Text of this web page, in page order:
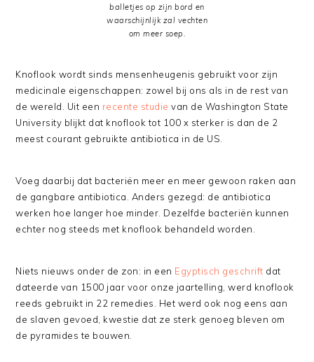
balletjes op zijn bord en
waarschijnlijk zal vechten
om meer soep.
Knoflook wordt sinds mensenheugenis gebruikt voor zijn
medicinale eigenschappen: zowel bij ons als in de rest van
de wereld. Uit een recente studie van de Washington State
University blijkt dat knoflook tot 100 x sterker is dan de 2
meest courant gebruikte antibiotica in de US.
Voeg daarbij dat bacteriën meer en meer gewoon raken aan
de gangbare antibiotica. Anders gezegd: de antibiotica
werken hoe langer hoe minder. Dezelfde bacteriën kunnen
echter nog steeds met knoflook behandeld worden.
Niets nieuws onder de zon: in een Egyptisch geschrift dat
dateerde van 1500 jaar voor onze jaartelling, werd knoflook
reeds gebruikt in 22 remedies. Het werd ook nog eens aan
de slaven gevoed, kwestie dat ze sterk genoeg bleven om
de pyramides te bouwen.